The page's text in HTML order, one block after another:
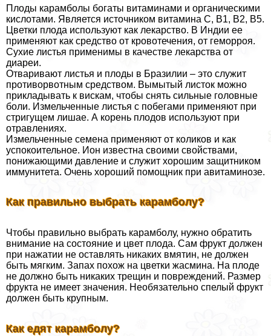
Плоды карамболы богаты витаминами и органическими
кислотами. Является источником витамина С, В1, В2, В5.
Цветки плода используют как лекарство. В Индии ее
применяют как средство от кровотечения, от геморроя.
Сухие листья применимы в качестве лекарства от
диареи.
Отваривают листья и плоды в Бразилии – это служит
противорвотным средством. Вымытый листок можно
прикладывать к вискам, чтобы снять сильные головные
боли. Измельченные листья с побегами применяют при
стригущем лишае. А корень плодов используют при
отравлениях.
Измельченные семена применяют от коликов и как
успокоительное. Ион известна своими свойствами,
понижающими давление и служит хорошим защитником
иммунитета. Очень хороший помощник при авитаминозе.
Как правильно выбрать карамболу?
Чтобы правильно выбрать карамболу, нужно обратить
внимание на состояние и цвет плода. Сам фрукт должен
при нажатии не оставлять никаких вмятин, не должен
быть мягким. Запах похож на цветки жасмина. На плоде
не должно быть никаких трещин и повреждений. Размер
фрукта не имеет значения. Необязательно спелый фрукт
должен быть крупным.
Как едят карамболу?